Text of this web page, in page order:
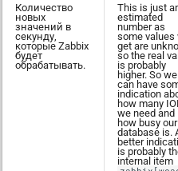
Количество
новых
значений в
секунду,
которые Zabbix
будет
обрабатывать.
This is just
estimated
number as
some values
get are
so the real
is probably
higher. So we
can have
indication
how many
we need and
how busy our
database is.
better
is probably
internal item